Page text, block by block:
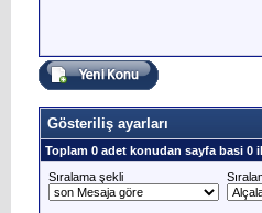
Gösteriliş ayarları
Toplam 0 adet konudan sayfa basi 0
Sıralama şekli